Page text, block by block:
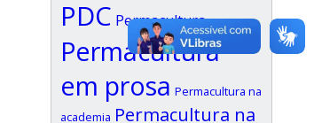
PDC Permacultura
Permacultura
em prosa Permacultura na
academia Permacultura na